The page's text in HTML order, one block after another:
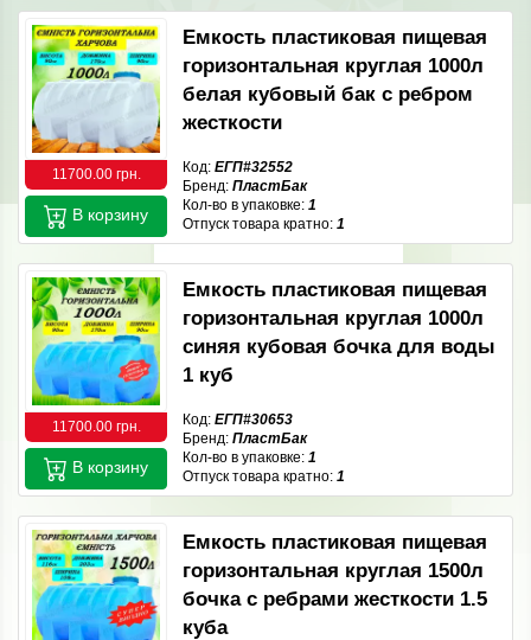
11700.00 грн.
Емкость пластиковая пищевая
горизонтальная круглая 1000л
белая кубовый бак с ребром
жесткости
Код: ЕГП#32552
Бренд: ПластБак
Кол-во в упаковке: 1
Отпуск товара кратно: 1
В корзину
11700.00 грн.
Емкость пластиковая пищевая
горизонтальная круглая 1000л
синяя кубовая бочка для воды
1 куб
Код: ЕГП#30653
Бренд: ПластБак
Кол-во в упаковке: 1
Отпуск товара кратно: 1
В корзину
Емкость пластиковая пищевая
горизонтальная круглая 1500л
бочка с ребрами жесткости 1.5
куба